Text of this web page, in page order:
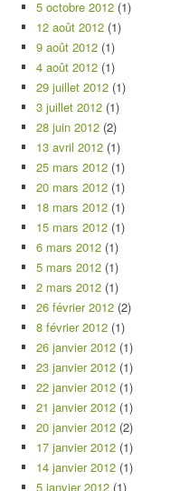
5 octobre 2012 (1)
12 août 2012 (1)
9 août 2012 (1)
4 août 2012 (1)
29 juillet 2012 (1)
3 juillet 2012 (1)
28 juin 2012 (2)
13 avril 2012 (1)
25 mars 2012 (1)
20 mars 2012 (1)
18 mars 2012 (1)
15 mars 2012 (1)
6 mars 2012 (1)
5 mars 2012 (1)
2 mars 2012 (1)
26 février 2012 (2)
8 février 2012 (1)
26 janvier 2012 (1)
23 janvier 2012 (1)
22 janvier 2012 (1)
21 janvier 2012 (1)
20 janvier 2012 (2)
17 janvier 2012 (1)
14 janvier 2012 (1)
5 janvier 2012 (1)